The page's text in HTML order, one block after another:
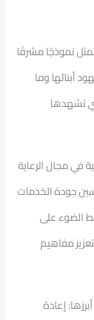
نموذجًا مشرفًا
أبنائها وما
تشهدها
في مجال الرعاية
جودة الخدمات
الضوء على
مفاهيم
إعادة